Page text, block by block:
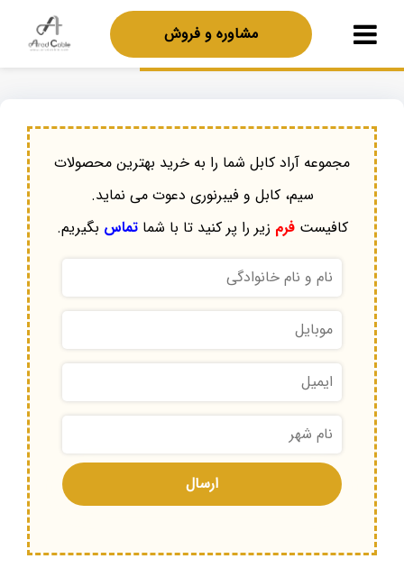
مشاوره و فروش
مجموعه آراد کابل شما را به خرید بهترین محصولات
سیم، کابل و فیبرنوری دعوت می نماید.
کافیستفرم زیر را پر کنید تا با شماتماس بگیریم.